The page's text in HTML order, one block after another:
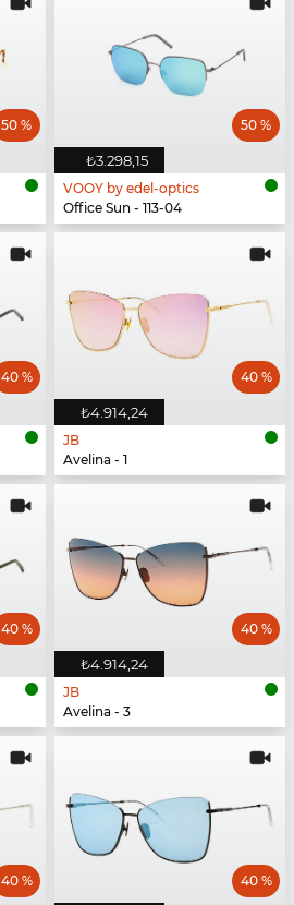
50 %
₺3.298,15
50 %
VOOY by edel-optics
Office Sun - 113-04
40 %
₺4.914,24
40 %
JB
Avelina - 1
40 %
₺4.914,24
40 %
JB
Avelina - 3
40 % 40 %